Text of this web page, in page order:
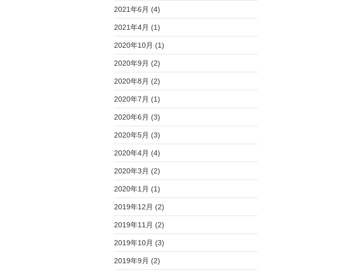
2021年6月 (4)
2021年4月 (1)
2020年10月 (1)
2020年9月 (2)
2020年8月 (2)
2020年7月 (1)
2020年6月 (3)
2020年5月 (3)
2020年4月 (4)
2020年3月 (2)
2020年1月 (1)
2019年12月 (2)
2019年11月 (2)
2019年10月 (3)
2019年9月 (2)